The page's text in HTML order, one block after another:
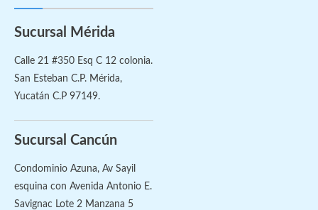
Sucursal Mérida
Calle 21 #350 Esq C 12 colonia.
San Esteban C.P. Mérida,
Yucatán C.P 97149.
Sucursal Cancún
Condominio Azuna, Av Sayil
esquina con Avenida Antonio E.
Savignac Lote 2 Manzana 5